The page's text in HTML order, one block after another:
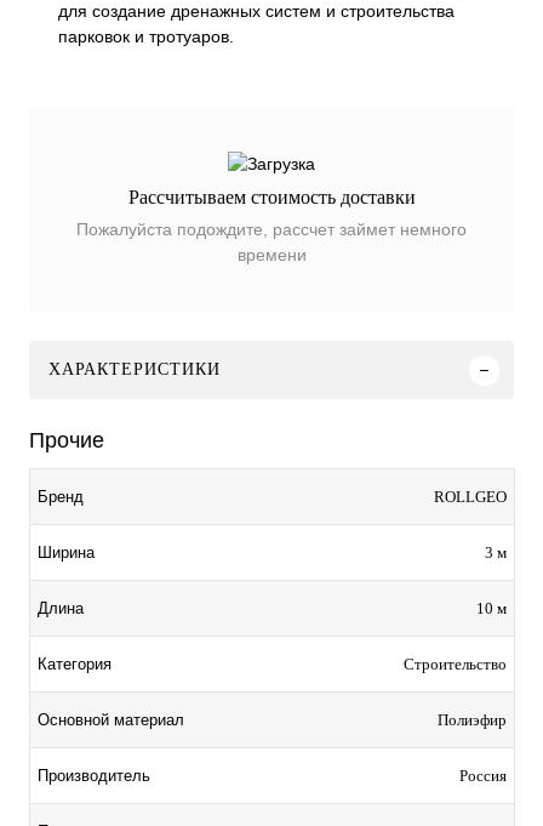
для создание дренажных систем и строительства
парковок и тротуаров.
Рассчитываем стоимость доставки
Пожалуйста подождите, рассчет займет немного
времени
ХАРАКТЕРИСТИКИ
Прочие
Бренд ROLLGEO
Ширина 3 м
Длина 10 м
Категория Строительство
Основной материал Полиэфир
Производитель Россия